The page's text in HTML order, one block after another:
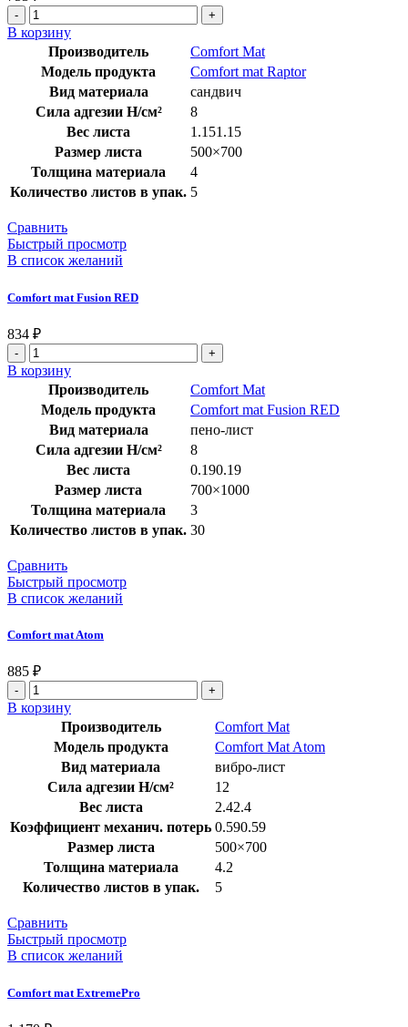
В корзину
Производитель
Comfort Mat
Модель продукта
Comfort mat Raptor
Вид материала
сандвич
Сила адгезии Н/см²
8
Вес листа
1.151.15
Размер листа
500×700
Толщина материала
4
Количество листов в упак. 5
Сравнить
Быстрый просмотр
В список желаний
Comfort mat Fusion RED
834 ₽
В корзину
Производитель
Comfort Mat
Модель продукта
Comfort mat Fusion RED
Вид материала
пено-лист
Сила адгезии Н/см²
8
Вес листа
0.190.19
Размер листа
700×1000
Толщина материала
3
Количество листов в упак. 30
Сравнить
Быстрый просмотр
В список желаний
Comfort mat Atom
885 ₽
В корзину
Производитель
Comfort Mat
Модель продукта
Comfort Mat Atom
Вид материала
вибро-лист
Сила адгезии Н/см²
12
Вес листа
2.42.4
Коэффициент механич. потерь 0.590.59
Размер листа
500×700
Толщина материала
4.2
Количество листов в упак.
5
Сравнить
Быстрый просмотр
В список желаний
Comfort mat ExtremePro